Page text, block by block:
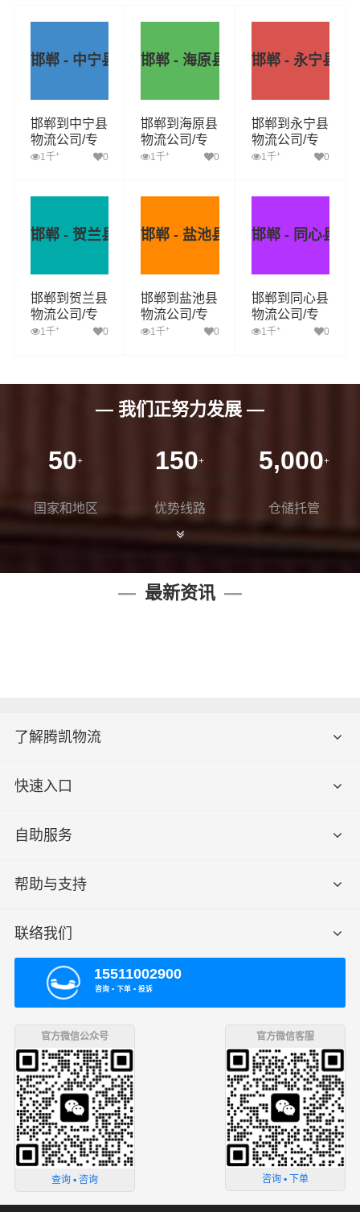
邯郸 - 中宁县
邯郸到中宁县
物流公司/专
线 实时反馈/
1千+ 0
邯郸 - 海原县
邯郸到海原县
物流公司/专
线 实时反馈/
1千+ 0
邯郸 - 永宁县
邯郸到永宁县
物流公司/专
线 实时反馈/
1千+ 0
邯郸 - 贺兰县
邯郸到贺兰县
物流公司/专
线 实时反馈/
1千+ 0
邯郸 - 盐池县
邯郸到盐池县
物流公司/专
线 实时反馈/
1千+ 0
邯郸 - 同心县
邯郸到同心县
物流公司/专
线 实时反馈/
1千+ 0
— 我们正努力发展 —
50+
国家和地区
150+
优势线路
5,000+
仓储托管
最新资讯
了解腾凯物流
快速入口
自助服务
帮助与支持
联络我们
15511002900
咨询 ▪ 下单 ▪ 投诉
官方微信公众号
查询 ▪ 咨询
官方微信客服
咨询 ▪ 下单